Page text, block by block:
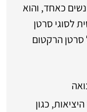
כאחד, והוא
לסוגי סרטן
סרטן הרקטום
כגון